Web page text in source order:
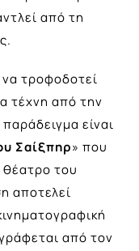
από τη
τροφοδοτεί
τέχνη από την
είναι
Σαίξπηρ» που
θέατρο του
αποτελεί
από τον